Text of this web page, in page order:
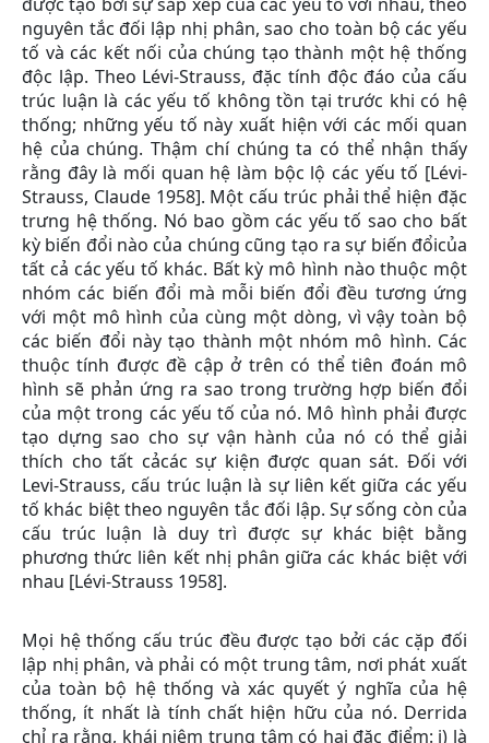
nguyên tắc đối lập nhị phân, sao cho toàn bộ các yếu
tố và các kết nối của chúng tạo thành một hệ thống
độc lập. Theo Lévi-Strauss, đặc tính độc đáo của cấu
trúc luận là các yếu tố không tồn tại trước khi có hệ
thống; những yếu tố này xuất hiện với các mối quan
hệ của chúng. Thậm chí chúng ta có thể nhận thấy
rằng đây là mối quan hệ làm bộc lộ các yếu tố [Lévi-
Strauss, Claude 1958]. Một cấu trúc phải thể hiện đặc
trưng hệ thống. Nó bao gồm các yếu tố sao cho bất
kỳ biến đổi nào của chúng cũng tạo ra sự biến đổicủa
tất cả các yếu tố khác. Bất kỳ mô hình nào thuộc một
nhóm các biến đổi mà mỗi biến đổi đều tương ứng
với một mô hình của cùng một dòng, vì vậy toàn bộ
các biến đổi này tạo thành một nhóm mô hình. Các
thuộc tính được đề cập ở trên có thể tiên đoán mô
hình sẽ phản ứng ra sao trong trường hợp biến đổi
của một trong các yếu tố của nó. Mô hình phải được
tạo dựng sao cho sự vận hành của nó có thể giải
thích cho tất cảcác sự kiện được quan sát. Đối với
Levi-Strauss, cấu trúc luận là sự liên kết giữa các yếu
tố khác biệt theo nguyên tắc đối lập. Sự sống còn của
cấu trúc luận là duy trì được sự khác biệt bằng
phương thức liên kết nhị phân giữa các khác biệt với
nhau [Lévi-Strauss 1958].
Mọi hệ thống cấu trúc đều được tạo bởi các cặp đối
lập nhị phân, và phải có một trung tâm, nơi phát xuất
của toàn bộ hệ thống và xác quyết ý nghĩa của hệ
thống, ít nhất là tính chất hiện hữu của nó. Derrida
chỉ ra rằng, khái niệm trung tâm có hai đặc điểm: i) là